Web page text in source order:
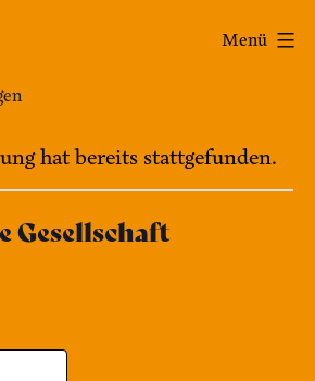
Menü
hat bereits stattgefunden.
Gesellschaft